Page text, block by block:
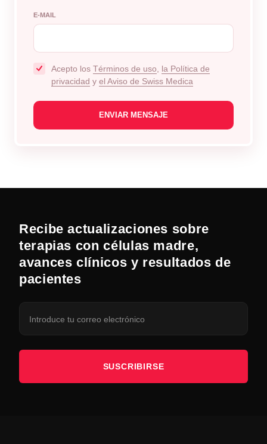
E-MAIL
Acepto los Términos de uso
la Política de
privacidad y el Aviso de Swiss Medica
Recibe actualizaciones sobre
terapias con células madre,
avances clínicos y resultados de
pacientes
SUSCRIBIRSE